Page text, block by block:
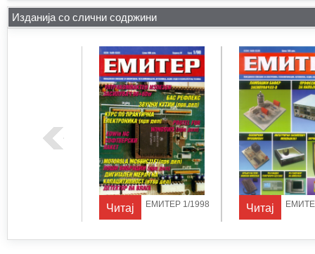
Изданија со слични содржини
Читај ЕМИТЕР 1/1998 Читај